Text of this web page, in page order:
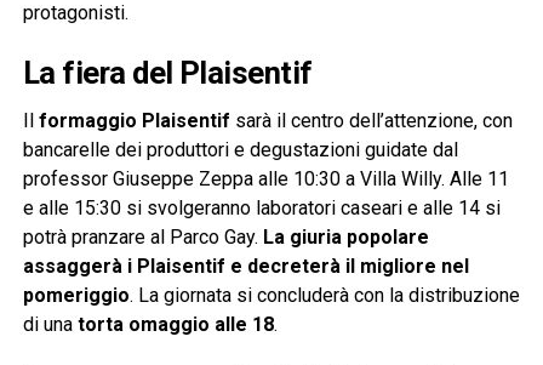
protagonisti.
La fiera del Plaisentif
formaggio Plaisentif sarà il centro dell’attenzione, con
bancarelle dei produttori e degustazioni guidate dal
professor Giuseppe Zeppa alle 10:30 a Villa Willy. Alle 11
e alle 15:30 si svolgeranno laboratori caseari e alle 14 si
potrà pranzare al Parco Gay. La giuria popolare
assaggerà i Plaisentif e decreterà il migliore nel
pomeriggio. La giornata si concluderà con la distribuzione
di una torta omaggio alle 18.